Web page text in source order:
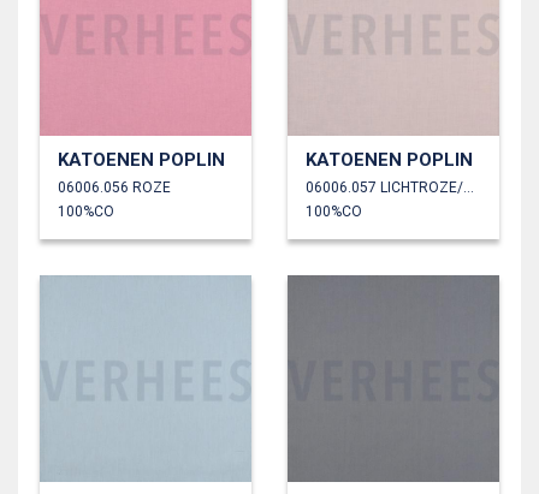
KATOENEN POPLIN
06006.056 ROZE
100%CO
KATOENEN POPLIN
06006.057 LICHTROZE/OUDROZE
100%CO